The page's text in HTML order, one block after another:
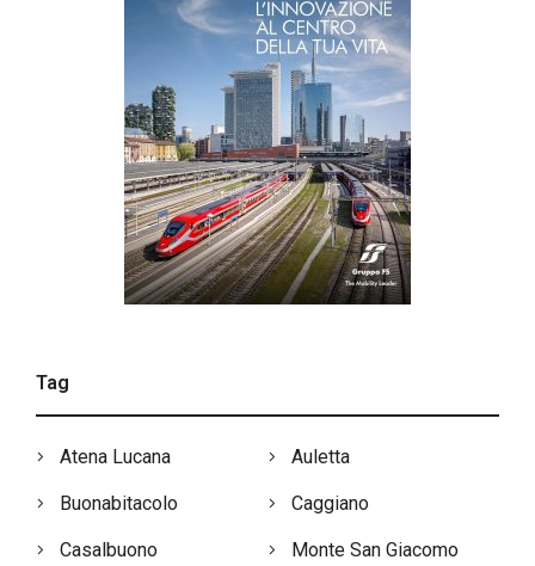
Tag
Atena Lucana Auletta
Buonabitacolo Caggiano
Casalbuono Monte San Giacomo